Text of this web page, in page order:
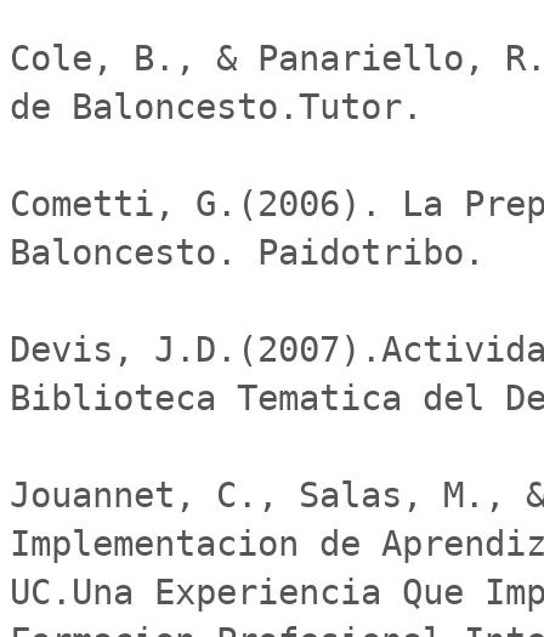
Cole, B., & Panariello,
de Baloncesto.Tutor.
Cometti, G.(2006). La
Baloncesto. Paidotribo.
Devis,
Biblioteca Tematica del
Jouannet, C., Salas, M.,
Implementacion de
UC.Una Experiencia Que